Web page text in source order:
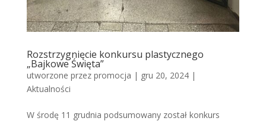
Rozstrzygnięcie konkursu plastycznego
„Bajkowe Święta”
utworzone przez promocja | gru 20, 2024|
Aktualności
W środę 11 grudnia podsumowany został konkurs